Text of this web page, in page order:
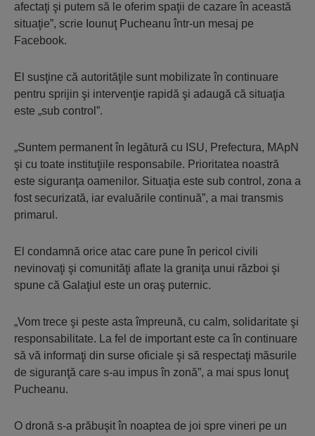
afectaţi şi putem să le oferim spaţii de cazare în această
situaţie”, scrie Iounuţ Pucheanu într-un mesaj pe
Facebook.
El susţine că autorităţile sunt mobilizate în continuare
pentru sprijin şi intervenţie rapidă şi adaugă că situaţia
este „sub control”.
„Suntem permanent în legătură cu ISU, Prefectura, MApN
şi cu toate instituţiile responsabile. Prioritatea noastră
este siguranţa oamenilor. Situaţia este sub control, zona a
fost securizată, iar evaluările continuă”, a mai transmis
primarul.
El condamnă orice atac care pune în pericol civili
nevinovaţi şi comunităţi aflate la graniţa unui război şi
spune că Galaţiul este un oraş puternic.
„Vom trece şi peste asta împreună, cu calm, solidaritate şi
responsabilitate. La fel de important este ca în continuare
să vă informaţi din surse oficiale şi să respectaţi măsurile
de siguranţă care s-au impus în zonă”, a mai spus Ionuţ
Pucheanu.
O dronă s-a prăbuşit în noaptea de joi spre vineri pe un